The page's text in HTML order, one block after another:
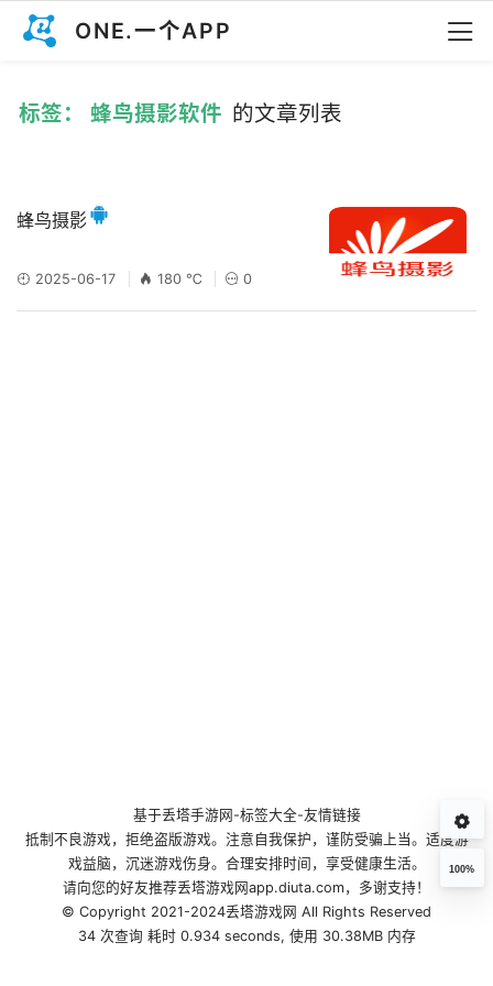
ONE.一个APP
标签： 蜂鸟摄影软件 的文章列表
蜂鸟摄影
2025-06-17 180 ℃ 0
100%
基于丢塔手游网 -标签大全-友情链接
抵制不良游戏，拒绝盗版游戏。注意自我保护，谨防受骗上当。适度游
戏益脑，沉迷游戏伤身。合理安排时间，享受健康生活。
请向您的好友推荐丢塔游戏网app.diuta.com，多谢支持！
© Copyright 2021-2024丢塔游戏网 All Rights Reserved
34 次查询 耗时 0.934 seconds, 使用 30.38MB 内存